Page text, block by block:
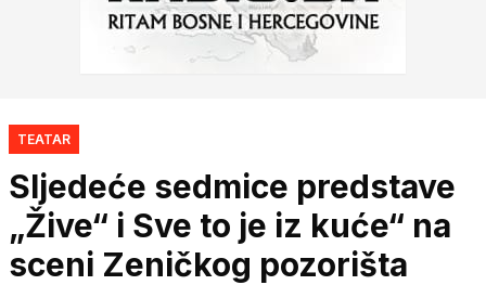
TEATAR
Sljedeće sedmice predstave
„Žive“ i Sve to je iz kuće“ na
sceni Zeničkog pozorišta